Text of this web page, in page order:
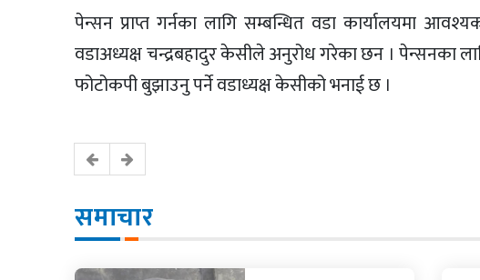
पेन्सन प्राप्त गर्नका लागि सम्बन्धित वडा कार्यालयमा
वडाअध्यक्ष चन्द्रबहादुर केसीले अनुरोध गरेका छन । पेन्सनका
फोटोकपी बुझाउनु पर्ने वडाध्यक्ष केसीको भनाई छ ।
समाचार